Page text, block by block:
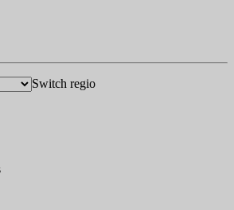
Switch regio